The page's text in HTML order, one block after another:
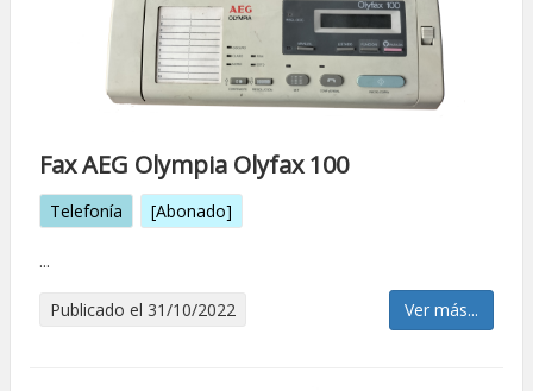
Fax AEG Olympia Olyfax 100
Telefonía [Abonado]
...
Publicado el 31/10/2022 Ver más...